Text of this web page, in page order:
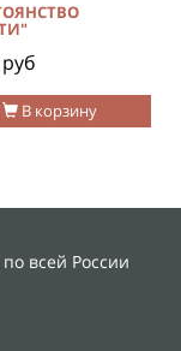
В корзину
всей России